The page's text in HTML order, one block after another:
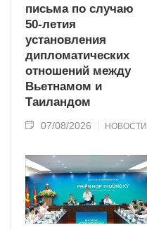
письма по случаю
50-летия
установления
дипломатических
отношений между
Вьетнамом и
Таиландом
07/08/2026 НОВОСТИ